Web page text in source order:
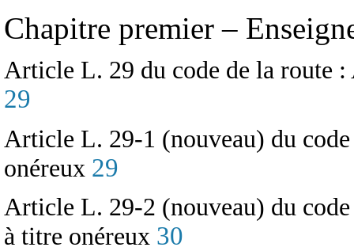
Chapitre premier –
Article L. 29 du code de la route
29
Article L. 29-1 (nouveau) du
onéreux 29
Article L. 29-2 (nouveau) du code
à titre onéreux 30